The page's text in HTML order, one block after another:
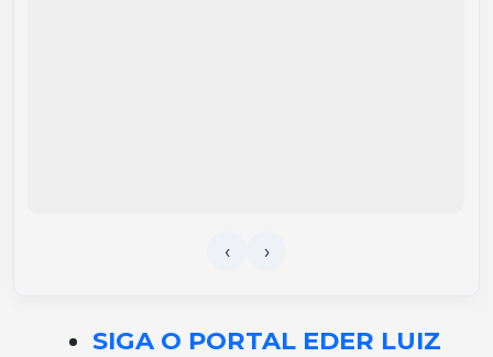
SIGA O PORTAL EDER LUIZ